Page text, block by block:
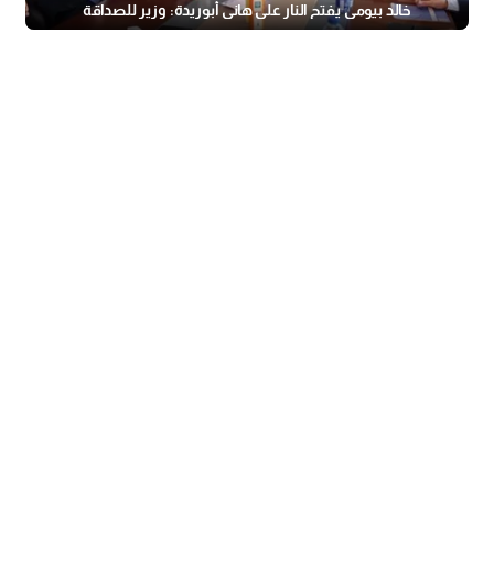
خالد بيومي يفتح النار على هاني أبوريدة: وزير للصداقة